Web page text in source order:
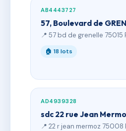
AB4443727
57, Boulevard de
📍 57 bd de grenelle 75015
🏠 18 lots
AD4939328
sdc 22 rue Jean
📍 22 r jean mermoz 75008